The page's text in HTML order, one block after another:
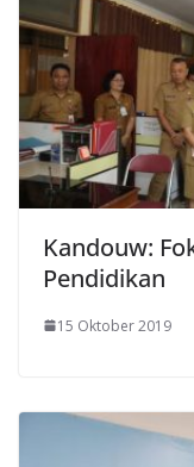
Kandouw:
Pendidikan
15 Oktober 2019